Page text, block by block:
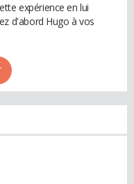
expérience en lui
d'abord Hugo à vos